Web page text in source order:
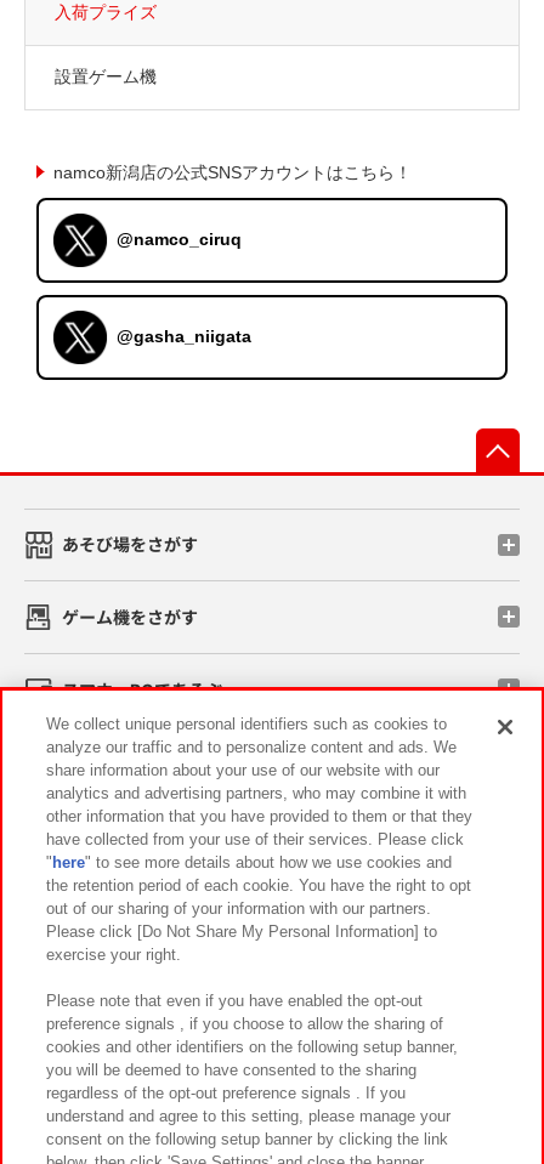
入荷プライズ
設置ゲーム機
namco新潟店の公式SNSアカウントはこちら！
@namco_ciruq
@gasha_niigata
あそび場をさがす
ゲーム機をさがす
スマホ・PCであそぶ
イベント・キャンペーン
関連会社 サステナビリティ サイトポリシー
プライバシーポリシー ウェブアクセシビリティ方針と検証結果
お取引先さまとともに
カスタマーハラスメント対応方針 よくあるご質問・お問い合わせ
We collect unique personal identifiers such as cookies to
analyze our traffic and to personalize content and ads. We
share information about your use of our website with our
analytics and advertising partners, who may combine it with
other information that you have provided to them or that they
have collected from your use of their services. Please click
" here" to see more details about how we use cookies and
the retention period of each cookie. You have the right to opt
out of our sharing of your information with our partners.
Please click [Do Not Share My Personal Information] to
exercise your right.
Please note that even if you have enabled the opt-out
preference signals , if you choose to allow the sharing of
cookies and other identifiers on the following setup banner,
you will be deemed to have consented to the sharing
regardless of the opt-out preference signals . If you
understand and agree to this setting, please manage your
consent on the following setup banner by clicking the link